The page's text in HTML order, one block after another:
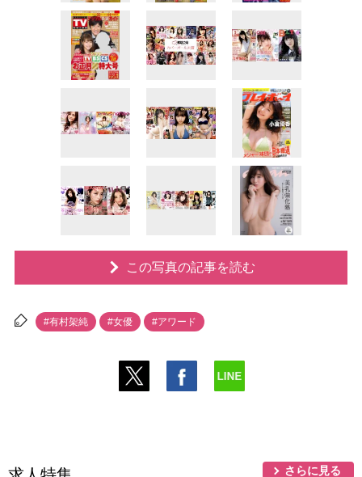
この写真の記事を読む
#有村架純 #女優 #アワード
さらに見る